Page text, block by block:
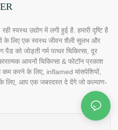
स्वस्थ उद्योग में लगी हुई है. हमारी दृष्टि है
के लिए एक स्वस्थ जीवन शैली सुलभ और
पैड को जोड़ती गर्म पत्थर चिकित्सा, दूर
आयनों चिकित्सा & फोटॉन प्रकाश
कम करने के लिए, inflamed मांसपेशियों,
लिए, आप एक जबरदस्त दे देंगे जो कल्याण-